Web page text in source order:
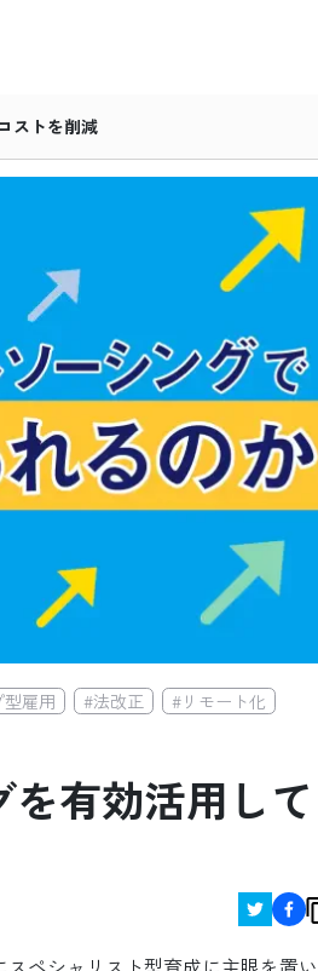
ストを削減
雇用 #法改正 #リモート化
有効活用して